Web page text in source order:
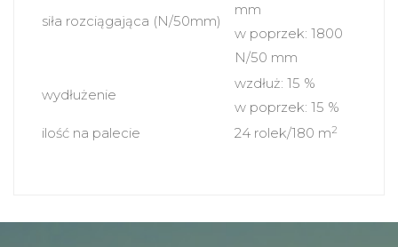
siła rozciągająca (N/50mm)
mm
w poprzek: 1800
N/50 mm
wydłużenie
wzdłuż: 15 %
w poprzek: 15 %
ilość na palecie
24 rolek/180 m2